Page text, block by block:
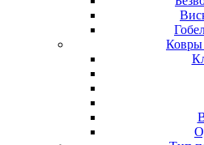
Ковры